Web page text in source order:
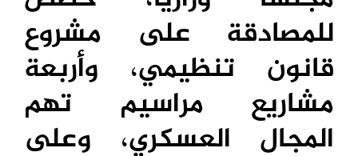
للمصادقة على مشروع
قانون تنظيمي، وأربعة
مشاريع مراسيم تهم
المجال العسكري، وعلى